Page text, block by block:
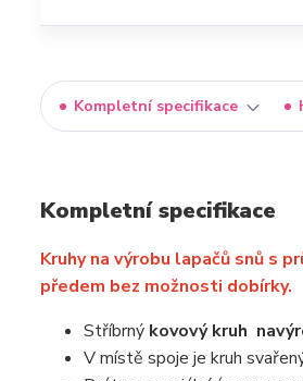
Kompletní specifikace
Kompletní specifikace
Kruhy na výrobu lapačů snů s
předem bez možnosti dobírky.
Stříbrný kovový kruh na
V místě spoje je kruh